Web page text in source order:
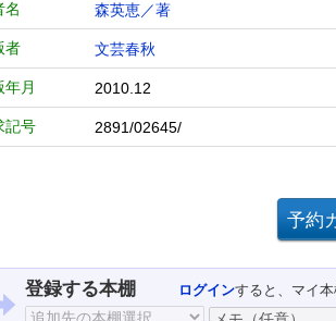
名 森英恵／著
者 文芸春秋
年月 2010.12
記号 2891/02645/
登録する本棚 ログインすると、マイ本